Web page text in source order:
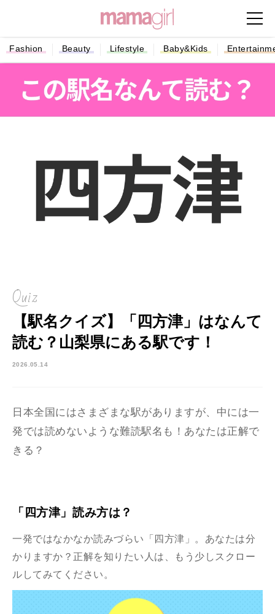
Fashion Beauty Lifestyle Baby&Kids
Quiz
【駅名クイズ】「四方津」はなんて
読む？山梨県にある駅です！
2026.05.14
日本全国にはさまざまな駅がありますが、中には一
発では読めないような難読駅名も！あなたは正解で
きる？
「四方津」読み方は？
一発ではなかなか読みづらい「四方津」。あなたは分
かりますか？ 正解を知りたい人は、もう少しスクロー
ルしてみてください。